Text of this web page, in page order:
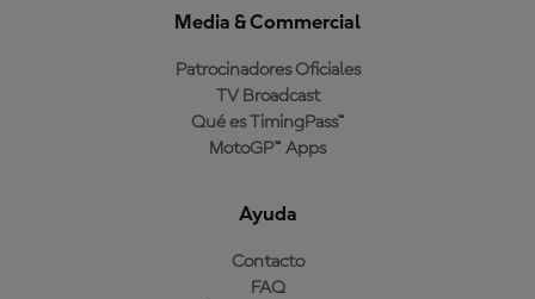
Media & Commercial
Patrocinadores Oficiales
TV Broadcast
Qué es TimingPass™
MotoGP™ Apps
Ayuda
Contacto
FAQ